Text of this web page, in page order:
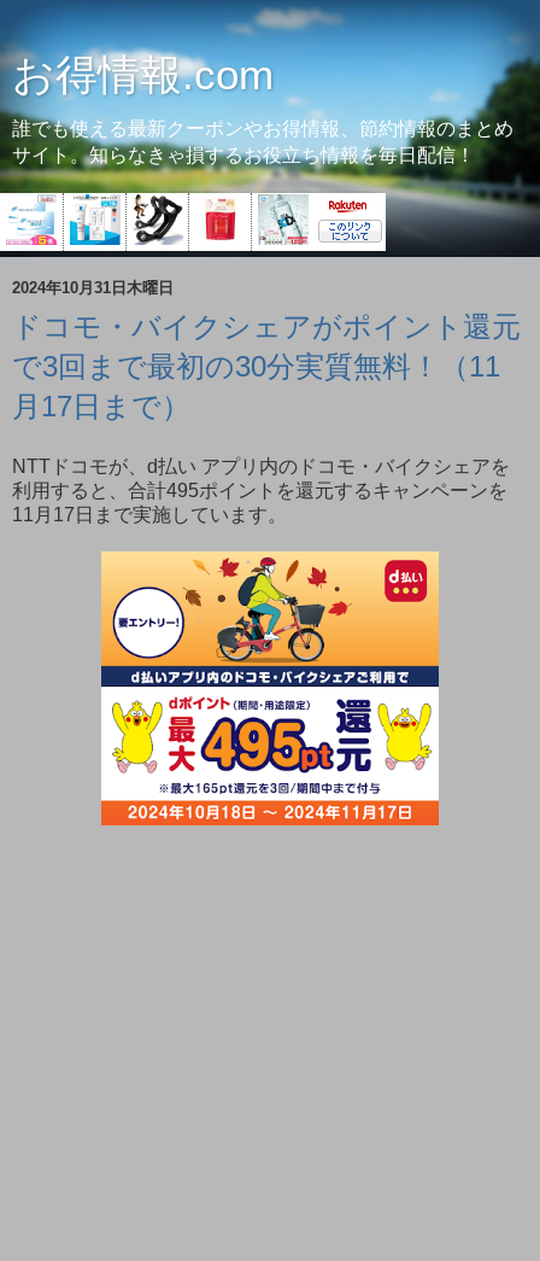
お得情報.com
誰でも使える最新クーポンやお得情報、節約情報のまとめ
サイト。知らなきゃ損するお役立ち情報を毎日配信！
2024年10月31日木曜日
ドコモ・バイクシェアがポイント還元
で3回まで最初の30分実質無料！（11
月17日まで）
NTTドコモが、d払い アプリ内のドコモ・バイクシェアを
利用すると、合計495ポイントを還元するキャンペーンを
11月17日まで実施しています。